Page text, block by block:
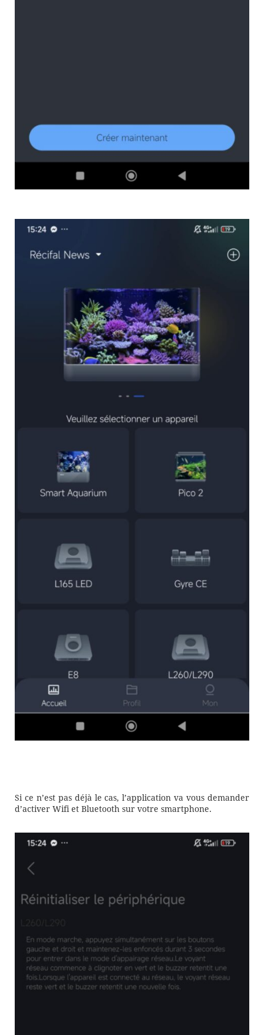
Si ce n’est pas déjà le cas, l’application va vous demander
d’activer Wifi et Bluetooth sur votre smartphone.